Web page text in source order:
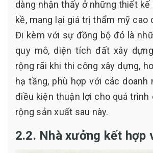
dàng nhận thấy ở những thiết kế
kề, mang lại giá trị thẩm mỹ cao
Đi kèm với sự đồng bộ đó là
quy mô, diện tích đất xây
rộng rãi khi thi công xây dựng,
hạ tầng, phù hợp với các doanh
điều kiện thuận lợi cho quá trình
rộng sản xuất sau này.
2.2. Nhà xưởng kết hợp